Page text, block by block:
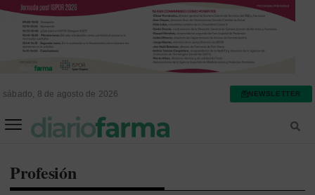
sábado, 8 de agosto de 2026 NEWSLETTER
Profesión